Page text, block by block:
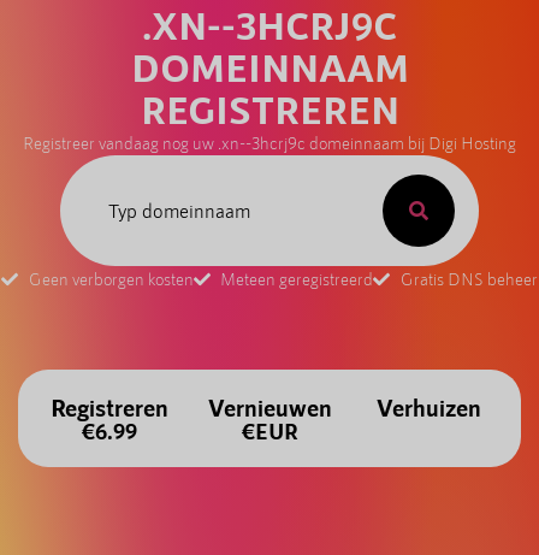
.XN--3HCRJ9C
DOMEINNAAM
REGISTREREN
Registreer vandaag nog uw .xn--3hcrj9c domeinnaam bij Digi Hosting
Geen verborgen kosten Meteen geregistreerd Gratis DNS beheer
Registreren
€6.99
Vernieuwen
€EUR
Verhuizen